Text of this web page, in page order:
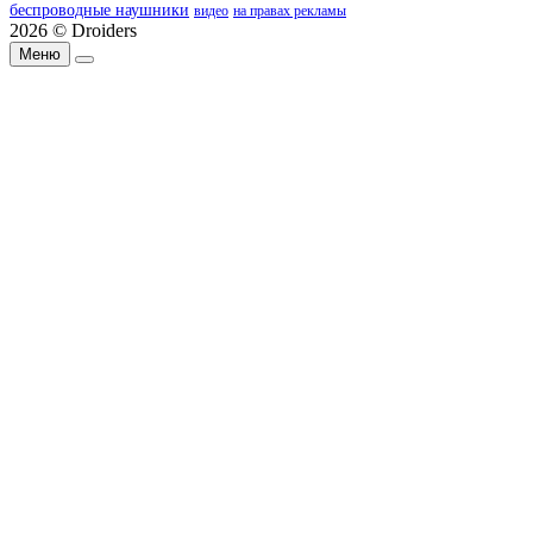
беспроводные наушники видео на правах рекламы
2026 © Droiders
Меню